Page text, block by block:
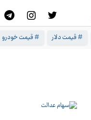
# قیمت دلار # قیمت خودرو